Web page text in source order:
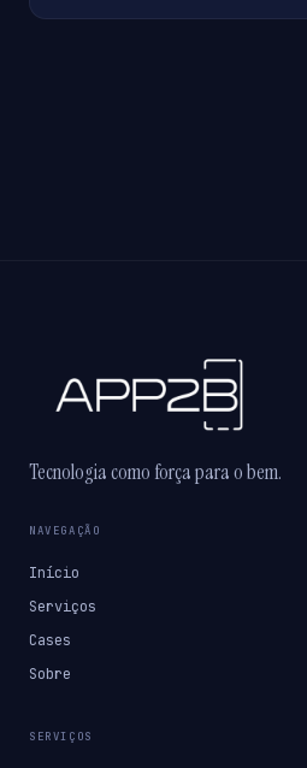
Tecnologia como força para o bem.
NAVEGAÇÃO
Início
Serviços
Cases
Sobre
SERVIÇOS